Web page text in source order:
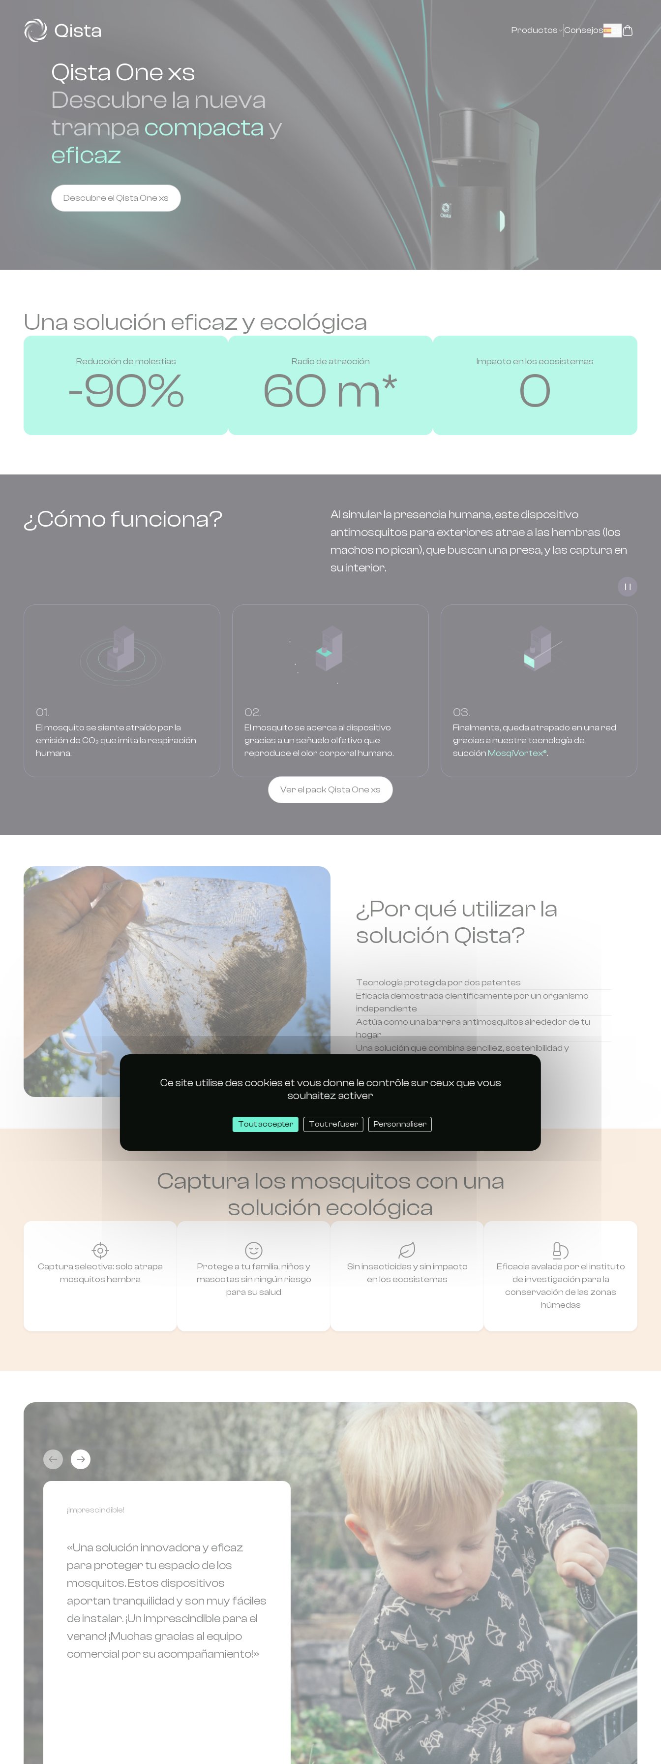
Ce site utilise des cookies et vous donne le contrôle sur ceux que vous
souhaitez activer
Tout accepter Tout refuser Personnaliser
Productos Consejos
Qista One xs
Descubre la nueva
trampa compactay
eficaz
Descubre el Qista One xs
Una solución eficaz y ecológica
Reducción de molestias
-90%
Radio de atracción
60 m*
Impacto en los ecosistemas
0
¿Cómo funciona?
Al simular la presencia humana, este dispositivo
antimosquitos para exteriores atrae a las hembras (los
machos no pican), que buscan una presa, y las captura en
su interior.
01.
El mosquito se siente atraído por la
emisión de CO₂ que imita la respiración
humana.
02.
El mosquito se acerca al dispositivo
gracias a un señuelo olfativo que
reproduce el olor corporal humano.
03.
Finalmente, queda atrapado en una red
gracias a nuestra tecnología de
succiónMosqiVortex®.
Ver el pack Qista One xs
¿Por qué utilizar la
solución Qista?
Tecnología protegida por dos patentes
Eficacia demostrada científicamente por un organismo
independiente
Actúa como una barrera antimosquitos alrededor de tu
hogar
Una solución que combina sencillez, sostenibilidad y
Captura los mosquitos con una
solución ecológica
Captura selectiva: solo atrapa
mosquitos hembra
Protege a tu familia, niños y
mascotas sin ningún riesgo
para su salud
Sin insecticidas y sin impacto
en los ecosistemas
Eficacia avalada por el instituto
de investigación para la
conservación de las zonas
húmedas
¡Imprescindible!
«Una solución innovadora y eficaz
para proteger tu espacio de los
mosquitos. Estos dispositivos
aportan tranquilidad y son muy fáciles
de instalar. ¡Un imprescindible para el
verano! ¡Muchas gracias al equipo
comercial por su acompañamiento!»